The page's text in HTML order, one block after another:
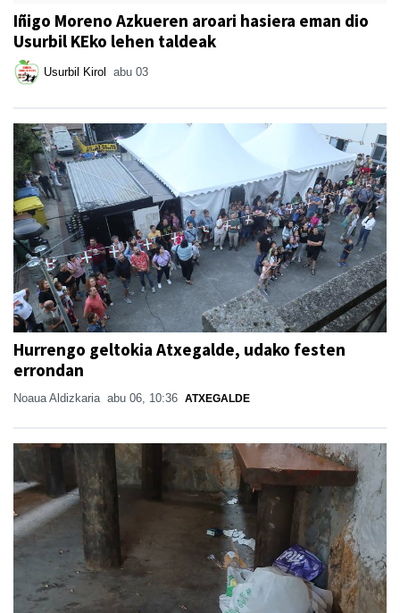
Iñigo Moreno Azkueren aroari hasiera eman dio
Usurbil KEko lehen taldeak
Usurbil Kirol abu 03
Hurrengo geltokia Atxegalde, udako festen
errondan
Noaua Aldizkaria abu 06, 10:36 ATXEGALDE